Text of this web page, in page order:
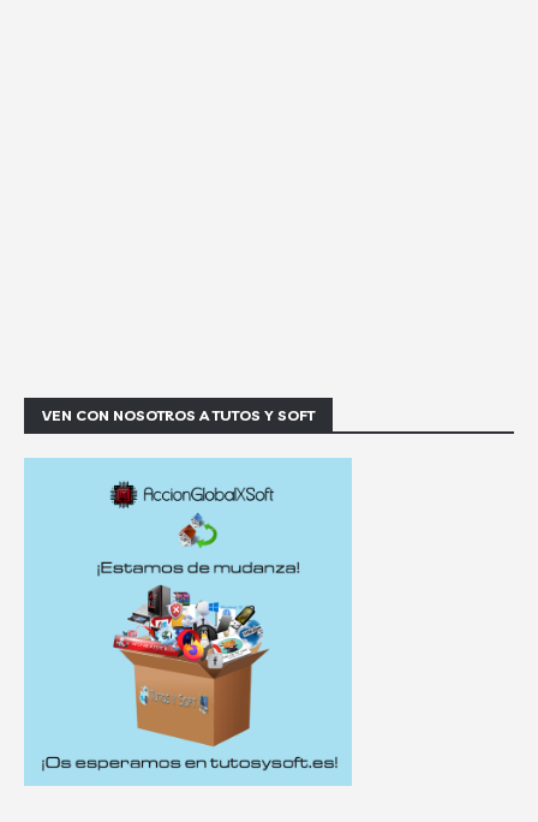
VEN CON NOSOTROS A TUTOS Y SOFT